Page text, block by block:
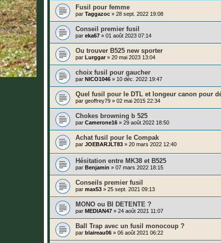
Fusil pour femme
par Taggazoc » 28 sept. 2022 19:08
Conseil premier fusil
par eka67 » 01 août 2023 07:14
Ou trouver B525 new sporter
par Lurggar» 20 mai 2023 13:04
choix fusil pour gaucher
par NICO1046 » 10 déc. 2022 19:47
Quel fusil pour le DTL et longeur canon pour
par geoffrey79 » 02 mai 2015 22:34
Chokes browning b 525
par Camerone16 » 29 août 2022 18:50
Achat fusil pour le Compak
par JOEBARJLT83 » 20 mars 2022 12:40
Hésitation entre MK38 et B525
par Benjamin » 07 mars 2022 18:15
Conseils premier fusil
par max53 » 25 sept. 2021 09:13
MONO ou BI DETENTE ?
par MEDIAN47 » 24 août 2021 11:07
Ball Trap avec un fusil monocoup ?
par blaireau06 » 06 août 2021 06:22